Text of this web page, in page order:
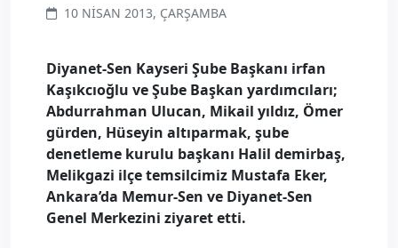
10 NISAN 2013, ÇARŞAMBA
Diyanet-Sen Kayseri Şube Başkanı irfan
Kaşıkcıoğlu ve Şube Başkan yardımcıları;
Abdurrahman Ulucan, Mikail yıldız, Ömer
gürden, Hüseyin altıparmak, şube
denetleme kurulu başkanı Halil demirbaş,
Melikgazi ilçe temsilcimiz Mustafa Eker,
Ankara’da Memur-Sen ve Diyanet-Sen
Genel Merkezini ziyaret etti.